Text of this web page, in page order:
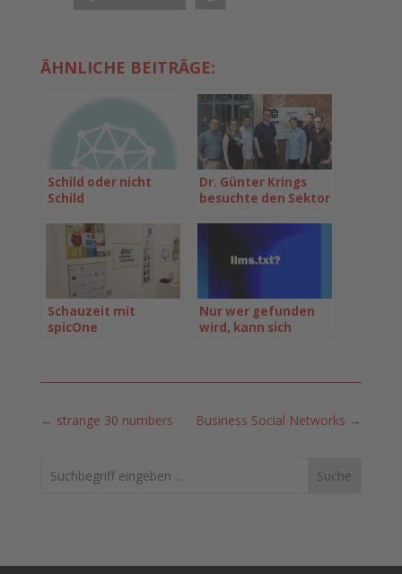
ÄHNLICHE BEITRÄGE:
Schild oder nicht
Schild
Dr. Günter Krings
besuchte den Sektor
Schauzeit mit
spicOne
Nur wer gefunden
wird, kann sich
← strange 30 numbers Business Social Networks →
Search